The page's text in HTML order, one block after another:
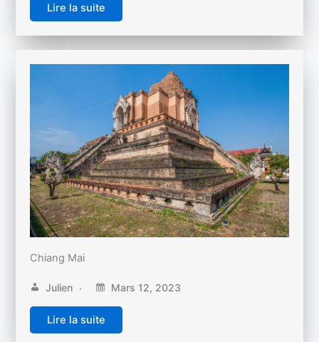
Lire la suite
Chiang Mai
Julien Mars 12, 2023
Lire la suite